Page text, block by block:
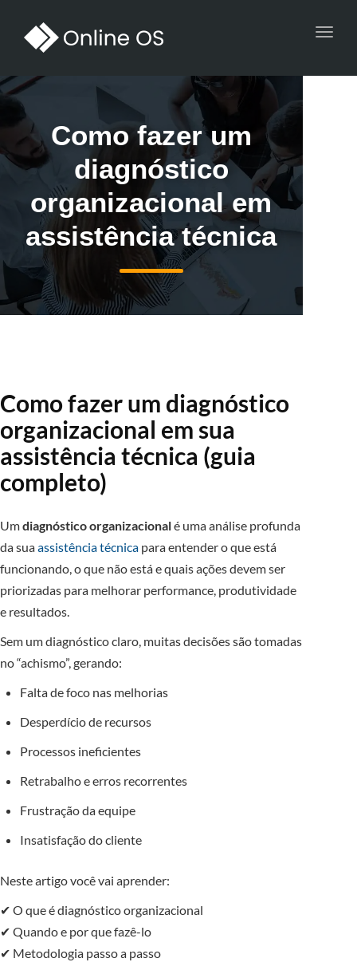
Como fazer um
diagnóstico
organizacional em
assistência técnica
Como fazer um diagnóstico
organizacional em sua
assistência técnica (guia
completo)
Umdiagnóstico organizacionalé uma análise profunda
da suaassistência técnica para entender o que está
funcionando, o que não está e quais ações devem ser
priorizadas para melhorar performance, produtividade
e resultados.
Sem um diagnóstico claro, muitas decisões são tomadas
no “achismo”, gerando:
Falta de foco nas melhorias
Desperdício de recursos
Processos ineficientes
Retrabalho e erros recorrentes
Frustração da equipe
Insatisfação do cliente
Neste artigo você vai aprender:
✔ O que é diagnóstico organizacional
✔ Quando e por que fazê-lo
✔ Metodologia passo a passo